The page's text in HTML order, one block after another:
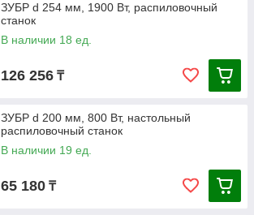
ЗУБР d 254 мм, 1900 Вт, распиловочный
станок
В наличии 18 ед.
126 256 ₸
ЗУБР d 200 мм, 800 Вт, настольный
распиловочный станок
В наличии 19 ед.
65 180 ₸